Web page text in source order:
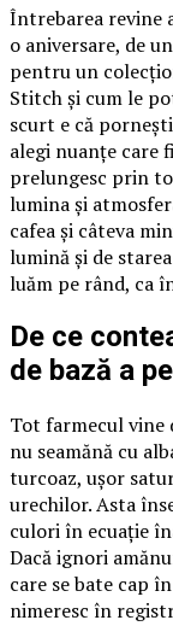
Întrebarea revine
o aniversare, de
pentru un
Stitch și cum le
scurt e că
alegi nuanțe
prelungesc prin
lumina și
cafea și câteva
lumină și de
luăm pe rând, ca
De ce
de bază a
Tot farmecul vine
nu seamănă cu
turcoaz, ușor
urechilor. Asta
culori în ecuație
Dacă ignori
care se bate cap
nimeresc în